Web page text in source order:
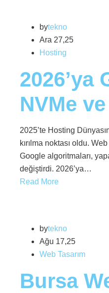
bytekno
Ara 27,25
Hosting
2026’ya
NVMe
2025’te Hosting
kırılma noktası oldu.
Google algoritmaları,
değiştirdi. 2026’ya…
Read More
bytekno
Ağu 17,25
Web Tasarım
Bursa